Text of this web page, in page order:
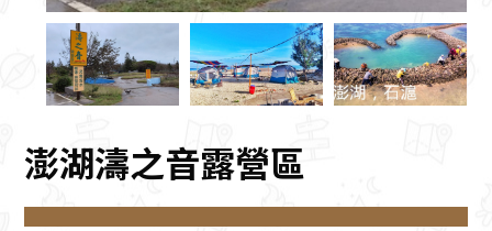
澎湖濤之音露營區